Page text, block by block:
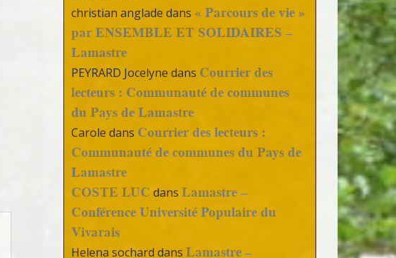
christian anglade dans « Parcours de vie »
par ENSEMBLE ET SOLIDAIRES –
Lamastre
PEYRARD Jocelyne dans Courrier des
lecteurs : Communauté de communes
du Pays de Lamastre
Carole dans Courrier des lecteurs :
Communauté de communes du Pays de
Lamastre
COSTE LUC dansLamastre –
Conférence Université Populaire du
Vivarais
Helena sochard dansLamastre –